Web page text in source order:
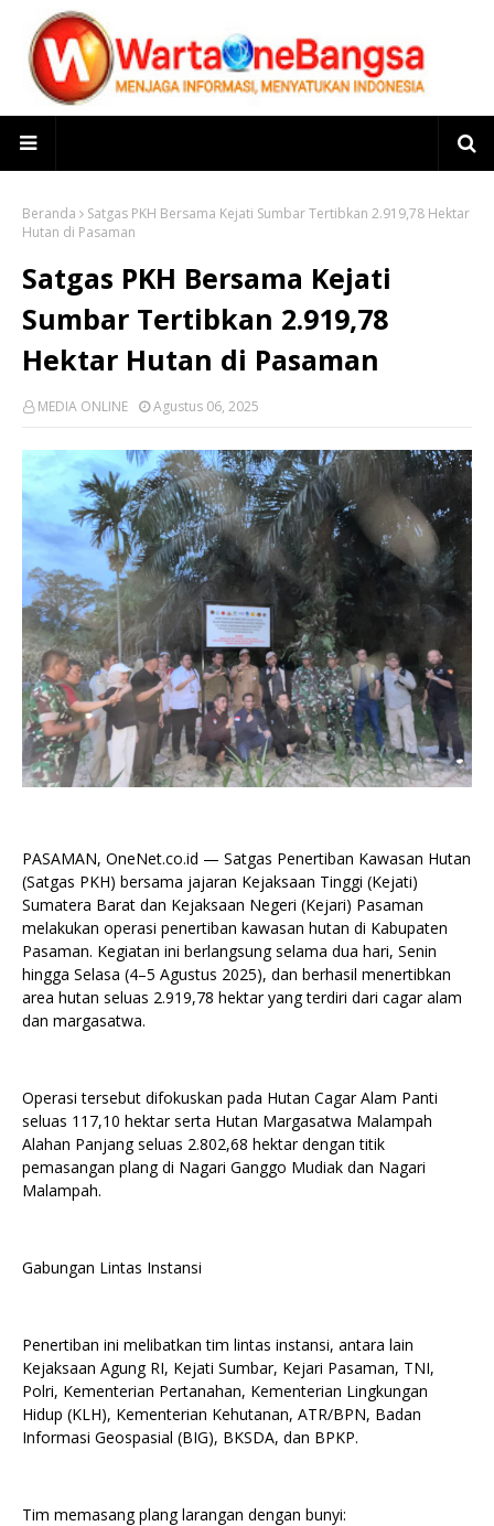
Beranda
Satgas PKH Bersama Kejati Sumbar Tertibkan 2.919,78 Hektar
Hutan di Pasaman
Satgas PKH Bersama Kejati
Sumbar Tertibkan 2.919,78
Hektar Hutan di Pasaman
MEDIA ONLINE Agustus 06, 2025
PASAMAN, OneNet.co.id — Satgas Penertiban Kawasan Hutan
(Satgas PKH) bersama jajaran Kejaksaan Tinggi (Kejati)
Sumatera Barat dan Kejaksaan Negeri (Kejari) Pasaman
melakukan operasi penertiban kawasan hutan di Kabupaten
Pasaman. Kegiatan ini berlangsung selama dua hari, Senin
hingga Selasa (4–5 Agustus 2025), dan berhasil menertibkan
area hutan seluas 2.919,78 hektar yang terdiri dari cagar alam
dan margasatwa.
Operasi tersebut difokuskan pada Hutan Cagar Alam Panti
seluas 117,10 hektar serta Hutan Margasatwa Malampah
Alahan Panjang seluas 2.802,68 hektar dengan titik
pemasangan plang di Nagari Ganggo Mudiak dan Nagari
Malampah.
Gabungan Lintas Instansi
Penertiban ini melibatkan tim lintas instansi, antara lain
Kejaksaan Agung RI, Kejati Sumbar, Kejari Pasaman, TNI,
Polri, Kementerian Pertanahan, Kementerian Lingkungan
Hidup (KLH), Kementerian Kehutanan, ATR/BPN, Badan
Informasi Geospasial (BIG), BKSDA, dan BPKP.
Tim memasang plang larangan dengan bunyi: